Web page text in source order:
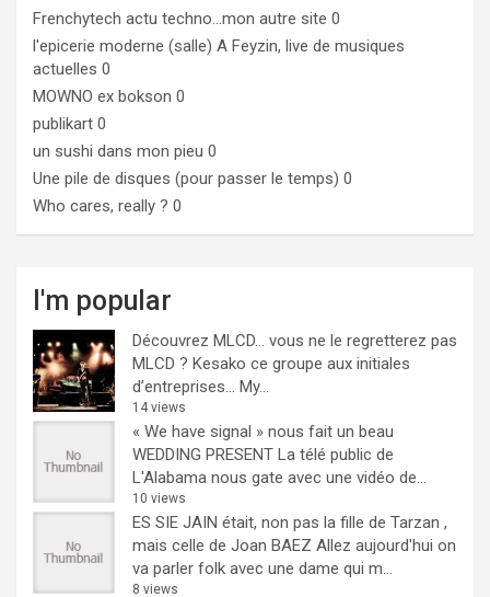
Frenchytech actu techno…mon autre site 0
l'epicerie moderne (salle) A Feyzin, live de musiques
actuelles 0
MOWNO ex bokson 0
publikart 0
un sushi dans mon pieu 0
Une pile de disques (pour passer le temps) 0
Who cares, really ? 0
I'm popular
Découvrez MLCD… vous ne le regretterez pas
MLCD ? Kesako ce groupe aux initiales
d’entreprises… My...
14 views
« We have signal » nous fait un beau
WEDDING PRESENT La télé public de
L'Alabama nous gate avec une vidéo de...
10 views
ES SIE JAIN était, non pas la fille de Tarzan ,
mais celle de Joan BAEZ Allez aujourd'hui on
va parler folk avec une dame qui m...
8 views